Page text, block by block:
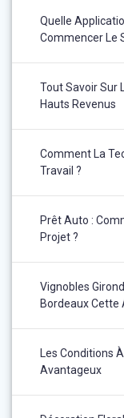
Quelle
Commencer Le
Tout Savoir Sur
Hauts Revenus
Comment La
Travail ?
Prêt Auto :
Projet ?
Vignobles
Bordeaux Cette
Les Conditions
Avantageux